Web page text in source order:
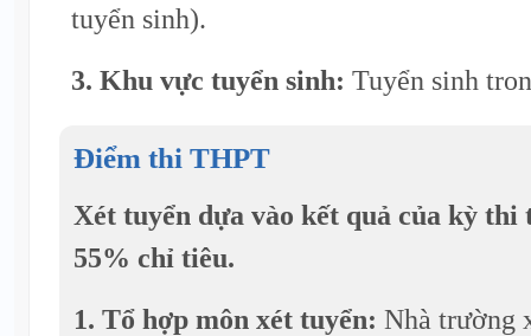
tuyển sinh).
3. Khu vực tuyển sinh: Tuyển sinh
Điểm thi THPT
Xét tuyển dựa vào kết quả của kỳ
55% chỉ tiêu.
1. Tổ hợp môn xét tuyển: Nhà trường